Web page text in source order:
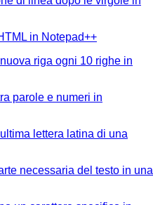
in Notepad++
riga ogni 10 righe in
parole e numeri in
lettera latina di una
necessaria del testo in una